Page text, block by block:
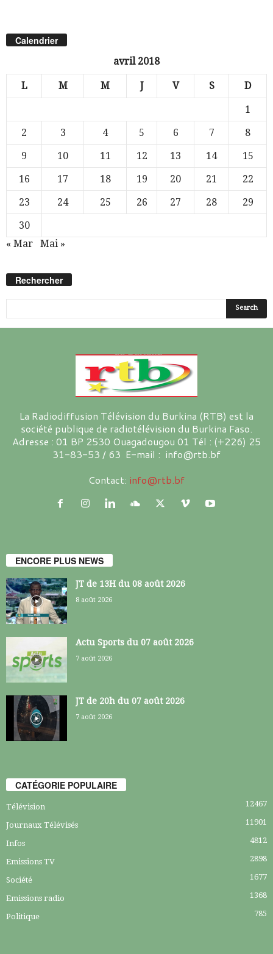
Calendrier
avril 2018
L M M J V S D
1
2
3 4 5 6 7
8
9
10 11 12 13 14
15
16
17 18 19 20 21
22
23
24 25 26 27 28
29
30
« Mar
Mai »
Rechercher
La Radiodiffusion Télévision du Burkina (RTB) est la
société publique de radiotélévision du Burkina Faso.
Adresse : 01 BP 2530 Ouagadougou 01 Tél : (+226) 25
31-83-53 / 63 E-mail : info@rtb.bf
Contact: info@rtb.bf
ENCORE PLUS NEWS
JT de 13H du 08 août 2026
8 août 2026
Actu Sports du 07 août 2026
7 août 2026
JT de 20h du 07 août 2026
7 août 2026
CATÉGORIE POPULAIRE
Télévision 12467
Journaux Télévisés 11901
Infos 4812
Emissions TV 2898
Société 1677
Emissions radio 1368
Politique 785